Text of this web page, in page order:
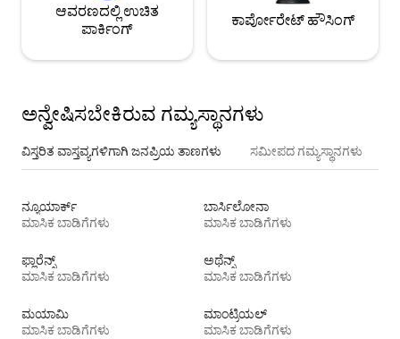
ಆವರಣದಲ್ಲಿ ಉಚಿತ
ಪಾರ್ಕಿಂಗ್
ಕಾರ್ಪೋರೇಟ್ ಹೌಸಿಂಗ್
ಅನ್ವೇಷಿಸಬೇಕಿರುವ ಗಮ್ಯಸ್ಥಾನಗಳು
ವಿಸ್ತರಿತ ವಾಸ್ತವ್ಯಗಳಿಗಾಗಿ ಜನಪ್ರಿಯ ತಾಣಗಳು ಸಮೀಪದ ಗಮ್ಯಸ್ಥಾನಗಳು
ನ್ಯೂಯಾರ್ಕ್
ಮಾಸಿಕ ಬಾಡಿಗೆಗಳು
ಬಾರ್ಸಿಲೋನಾ
ಮಾಸಿಕ ಬಾಡಿಗೆಗಳು
ಫ್ಲಾರೆನ್ಸ್
ಮಾಸಿಕ ಬಾಡಿಗೆಗಳು
ಅಥೆನ್ಸ್
ಮಾಸಿಕ ಬಾಡಿಗೆಗಳು
ಮಯಾಮಿ
ಮಾಸಿಕ ಬಾಡಿಗೆಗಳು
ಮಾಂಟ್ರಿಯಲ್
ಮಾಸಿಕ ಬಾಡಿಗೆಗಳು